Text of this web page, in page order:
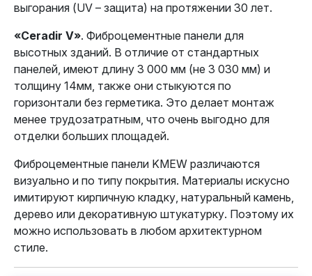
выгорания (UV – защита) на протяжении 30 лет.
«Ceradir V». Фиброцементные панели для
высотных зданий. В отличие от стандартных
панелей, имеют длину 3 000 мм (не 3 030 мм) и
толщину 14мм, также они стыкуются по
горизонтали без герметика. Это делает монтаж
менее трудозатратным, что очень выгодно для
отделки больших площадей.
Фиброцементные панели KMEW различаются
визуально и по типу покрытия. Материалы искусно
имитируют кирпичную кладку, натуральный камень,
дерево или декоративную штукатурку. Поэтому их
можно использовать в любом архитектурном
стиле.